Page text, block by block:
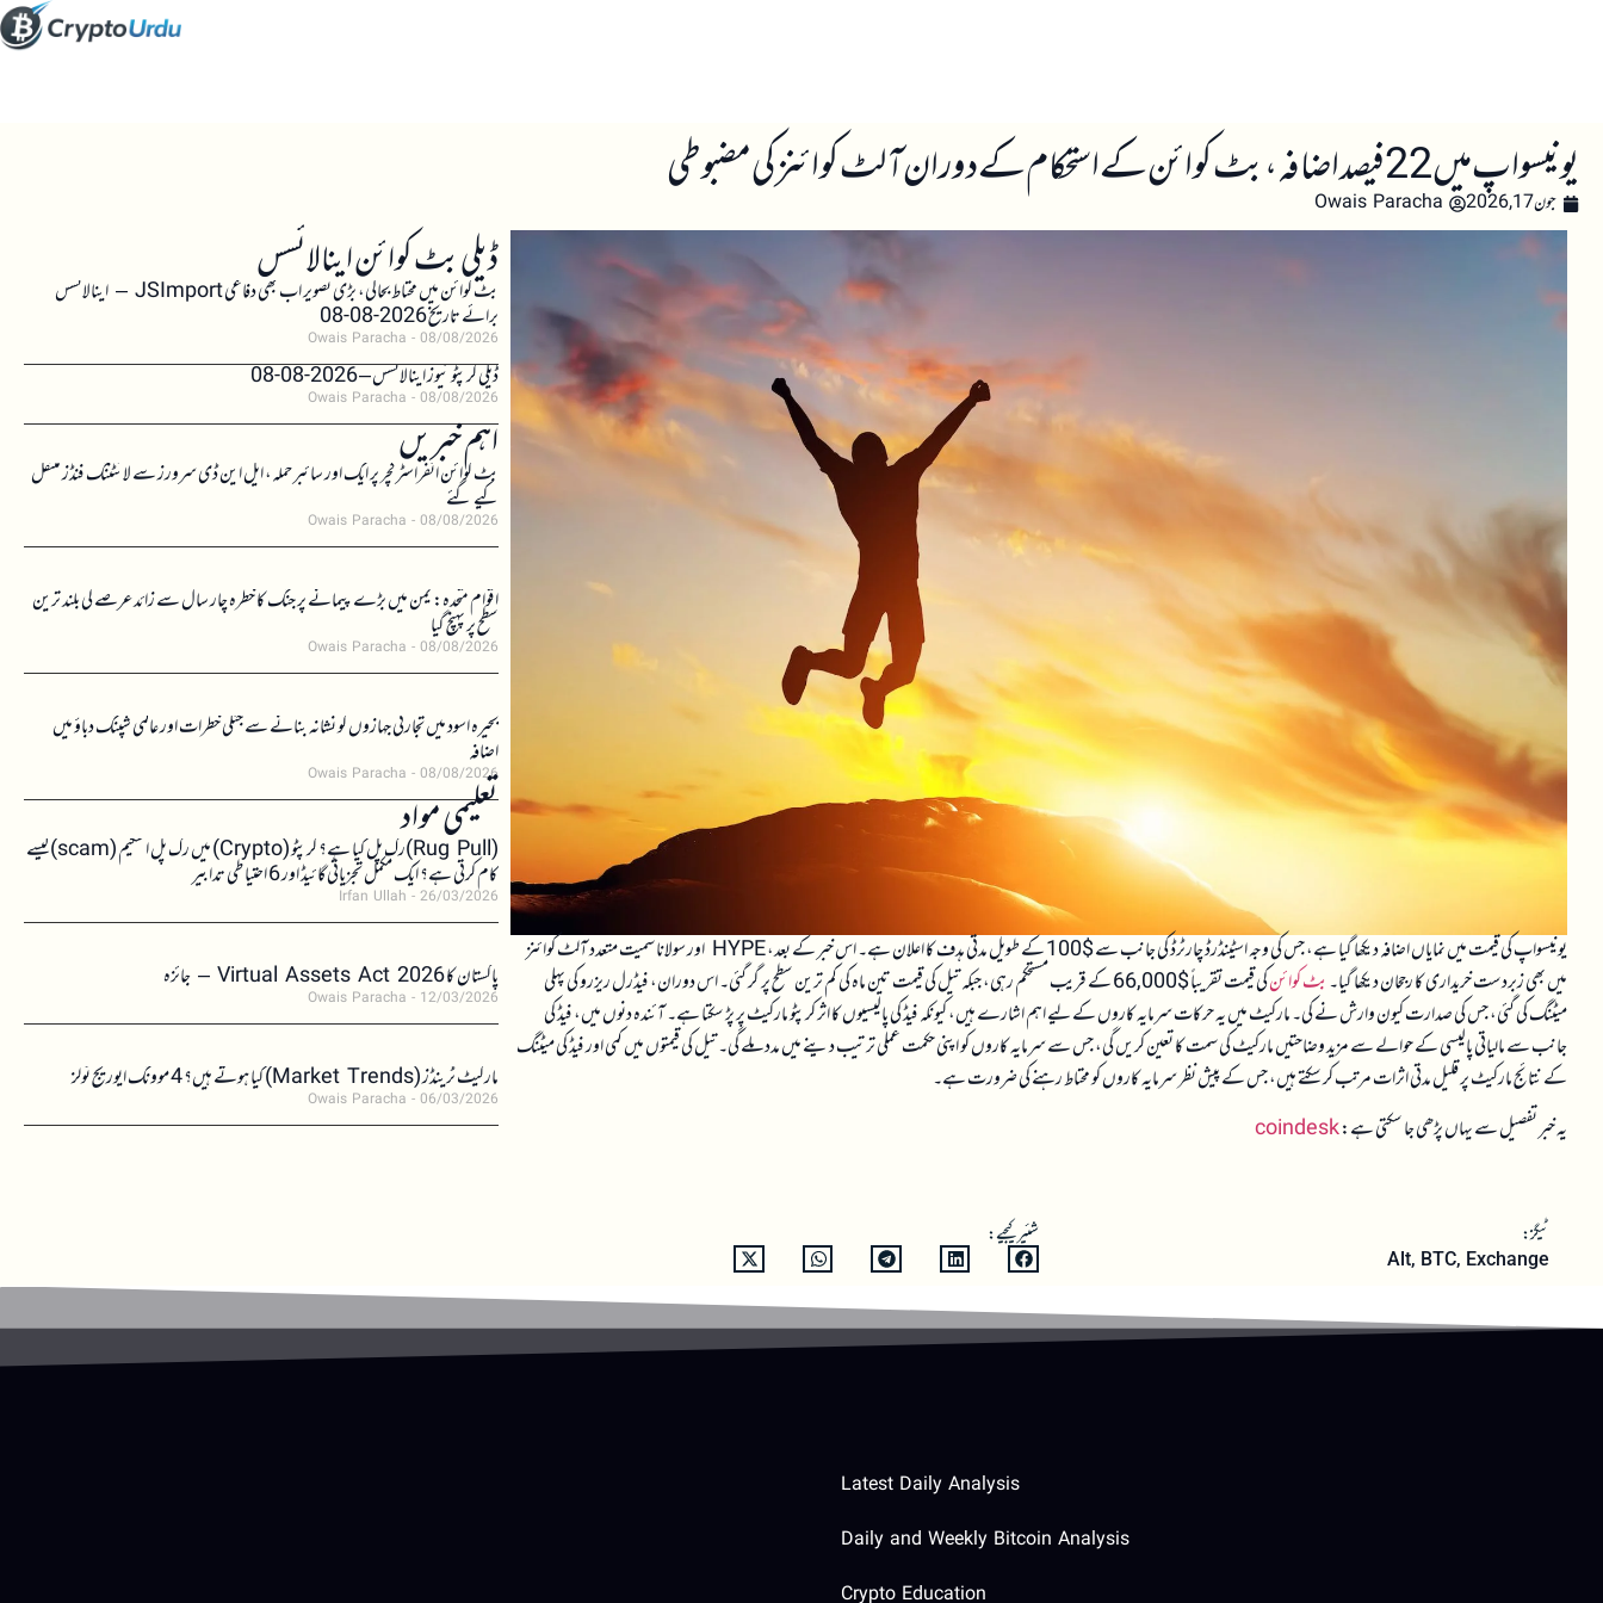
یونیسواپ میں 22 فیصد اضافہ، بٹ کوائن کے استحکام کے دوران آلٹ کوائنز کی مضبوطی
جون 17, 2026 Owais Paracha
یونیسواپ کی قیمت میں نمایاں اضافہ دیکھا گیا ہے، جس کی وجہ اسٹینڈرڈ چارٹرڈ کی جانب سے $100 کے طویل مدتی ہدف کا اعلان ہے۔ اس خبر کے بعد، HYPE اور سولانا سمیت متعدد آلٹ کوائنز
میں بھی زبردست خریداری کا رجحان دیکھا گیا۔بٹ کوائن
کی قیمت تقریباً $66,000 کے قریب مستحکم رہی، جبکہ تیل کی قیمت تین ماہ کی کم ترین سطح پر گر گئی۔ اس دوران، فیڈرل ریزرو کی پہلی
میٹنگ کی گئی، جس کی صدارت کیون وارش نے کی۔ مارکیٹ میں یہ حرکات سرمایہ کاروں کے لیے اہم اشارے ہیں، کیونکہ فیڈ کی پالیسیوں کا اثر کرپٹو مارکیٹ پر پڑ سکتا ہے۔ آئندہ دنوں میں، فیڈ کی
جانب سے مالیاتی پالیسی کے حوالے سے مزید وضاحتیں مارکیٹ کی سمت کا تعین کریں گی، جس سے سرمایہ کاروں کو اپنی حکمت عملی ترتیب دینے میں مدد ملے گی۔ تیل کی قیمتوں میں کمی اور فیڈ کی میٹنگ
کے نتائج مارکیٹ پر قلیل مدتی اثرات مرتب کر سکتے ہیں، جس کے پیش نظر سرمایہ کاروں کو محتاط رہنے کی ضرورت ہے۔
یہ خبر تفصیل سے یہاں پڑھی جا سکتی ہے:coindesk
ٹیگز:
Alt, BTC, Exchange
شئیر کیجیے:
ڈیلی بٹ کوائن اینالائسس بٹ کوائن میں محتاط بحالی، بڑی تصویر اب بھی دفاعی JSImport – اینالائسس
برائے تاریخ 2026-08-08
Owais Paracha 08/08/2026
ڈیلی کرپٹو نیوز اینالائسس – 2026-08-08
Owais Paracha 08/08/2026
اہم خبریں
بٹ کوائن انفراسٹرکچر پر ایک اور سائبر حملہ، ایل این ڈی سرورز سے لائٹننگ فنڈز منتقل
کیے گئے
Owais Paracha 08/08/2026
اقوام متحدہ: یمن میں بڑے پیمانے پر جنگ کا خطرہ چار سال سے زائد عرصے کی بلند ترین
سطح پر پہنچ گیا
Owais Paracha 08/08/2026
بحیرہ اسود میں تجارتی جہازوں کو نشانہ بنانے سے جنگی خطرات اور عالمی شپنگ دباؤ میں
اضافہ
Owais Paracha 08/08/2026
تعلیمی مواد (Rug Pull)رگ پل کیا ہے؟ کرپٹو (Crypto) میں رگ پل اسکیم (scam)کیسے
کام کرتی ہے؟ ایک مکمل تجزیاتی گائیڈ اور 6 احتیاطی تدابیر
Irfan Ullah 26/03/2026
پاکستان کا Virtual Assets Act 2026 – جائزہ
Owais Paracha 12/03/2026
مارکیٹ ٹرینڈز (Market Trends) کیا ہوتے ہیں؟ 4 موونگ ایوریج ٹولز
Owais Paracha 06/03/2026
Latest Daily Analysis
Daily and Weekly Bitcoin Analysis
Crypto Education